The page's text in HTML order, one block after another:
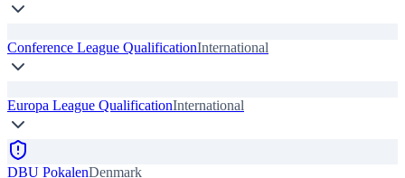
Conference League QualificationInternational
Europa League QualificationInternational
DBU PokalenDenmark